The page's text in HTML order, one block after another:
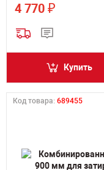
4 770 ₽
Купить
Код товара: 689455